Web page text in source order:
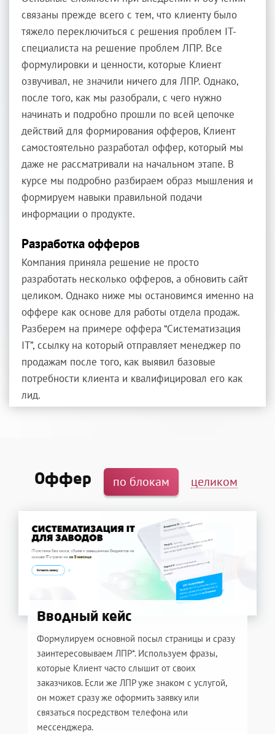
связаны прежде всего с тем, что клиенту было
тяжело переключиться с решения проблем IT-
специалиста на решение проблем ЛПР. Все
формулировки и ценности, которые Клиент
озвучивал, не значили ничего для ЛПР. Однако,
после того, как мы разобрали, с чего нужно
начинать и подробно прошли по всей цепочке
действий для формирования офферов, Клиент
самостоятельно разработал оффер, который мы
даже не рассматривали на начальном этапе. В
курсе мы подробно разбираем образ мышления и
формируем навыки правильной подачи
информации о продукте.
Разработка офферов
Компания приняла решение не просто
разработать несколько офферов, а обновить сайт
целиком. Однако ниже мы остановимся именно на
оффере как основе для работы отдела продаж.
Разберем на примере оффера “Систематизация
IT”, ссылку на который отправляет менеджер по
продажам после того, как выявил базовые
потребности клиента и квалифицировал его как
лид.
Оффер по блокам целиком
Вводный кейс
Формулируем основной посыл страницы и сразу
заинтересовываем ЛПР*. Используем фразы,
которые Клиент часто слышит от своих
заказчиков. Если же ЛПР уже знаком с услугой,
он может сразу же оформить заявку или
связаться посредством телефона или
мессенджера.